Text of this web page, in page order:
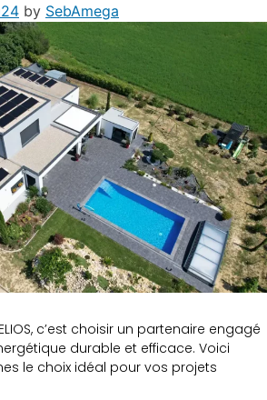
by SebAmega
c’est choisir un partenaire engagé
durable et efficace. Voici
le choix idéal pour vos projets